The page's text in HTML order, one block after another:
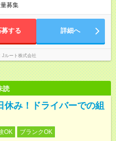
性有り ※案件により多少の前後あり
募集
募する 詳細へ
Jルート株式会社
読
み！ドライバーでの組
OK
ブランクOK